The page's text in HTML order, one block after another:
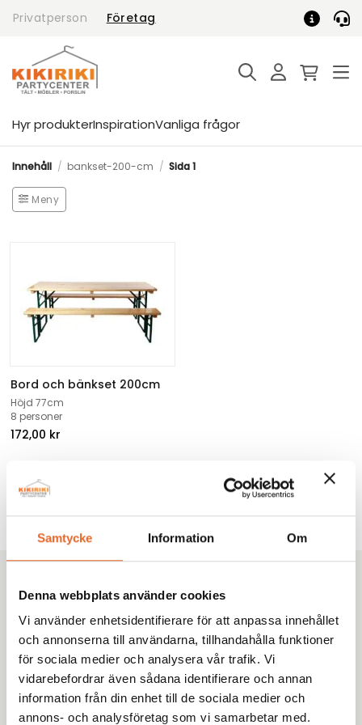
Samtycke Information Om
Denna webbplats använder cookies
Vi använder enhetsidentifierare för att anpassa innehållet
och annonserna till användarna, tillhandahålla funktioner
för sociala medier och analysera vår trafik. Vi
vidarebefordrar även sådana identifierare och annan
information från din enhet till de sociala medier och
annons- och analysföretag som vi samarbetar med.
Privatperson Företag
Hyr produkterInspirationVanliga frågor
Innehåll / bankset-200-cm / Sida 1
Meny
Bord och bänkset 200cm
Höjd 77cm
8 personer
172,00 kr
5
Kikiriki Partycenter
Sedan 1993 har vi hjälpt tusentals kunder i Göteborg
med omnejd med uthyrning av tält, möbler och porslin
till fester, bröllop och företagsevent. Tryggt. Proffsigt.
Enkelt.